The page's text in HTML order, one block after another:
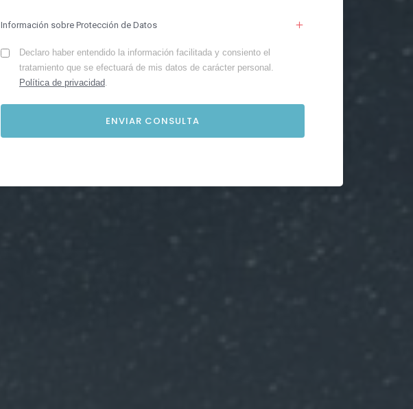
Información sobre Protección de Datos
Declaro haber entendido la información facilitada y consiento el
tratamiento que se efectuará de mis datos de carácter personal.
Política de privacidad.